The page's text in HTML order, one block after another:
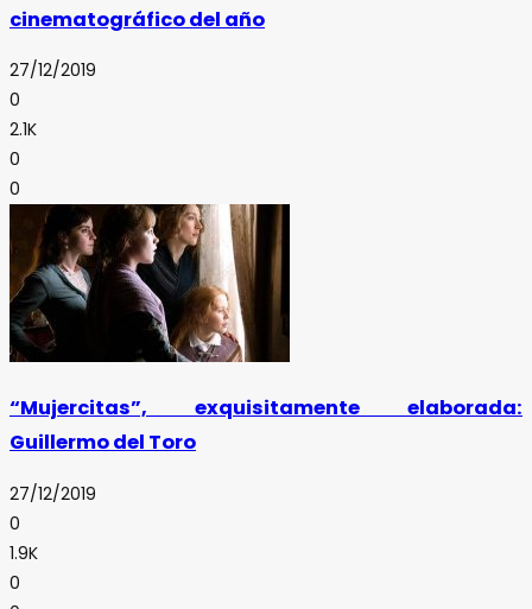
cinematográfico del año
27/12/2019
0
2.1K
0
0
“Mujercitas”, exquisitamente elaborada:
Guillermo del Toro
27/12/2019
0
1.9K
0